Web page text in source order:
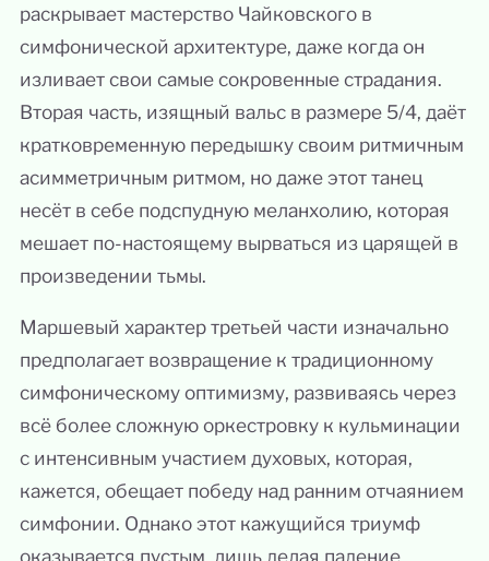
раскрывает мастерство Чайковского в
симфонической архитектуре, даже когда он
изливает свои самые сокровенные страдания.
Вторая часть, изящный вальс в размере 5/4, даёт
кратковременную передышку своим ритмичным
асимметричным ритмом, но даже этот танец
несёт в себе подспудную меланхолию, которая
мешает по-настоящему вырваться из царящей в
произведении тьмы.
Маршевый характер третьей части изначально
предполагает возвращение к традиционному
симфоническому оптимизму, развиваясь через
всё более сложную оркестровку к кульминации
с интенсивным участием духовых, которая,
кажется, обещает победу над ранним отчаянием
симфонии. Однако этот кажущийся триумф
оказывается пустым, лишь делая падение